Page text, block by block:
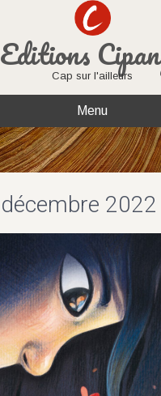
EditionsCap sur l'ailleurs
Menu
décembre 2022